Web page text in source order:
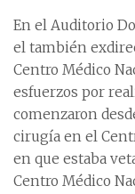
En el Auditorio
el también
Centro Médico
esfuerzos por
comenzaron
cirugía en el
en que estaba
Centro Médico